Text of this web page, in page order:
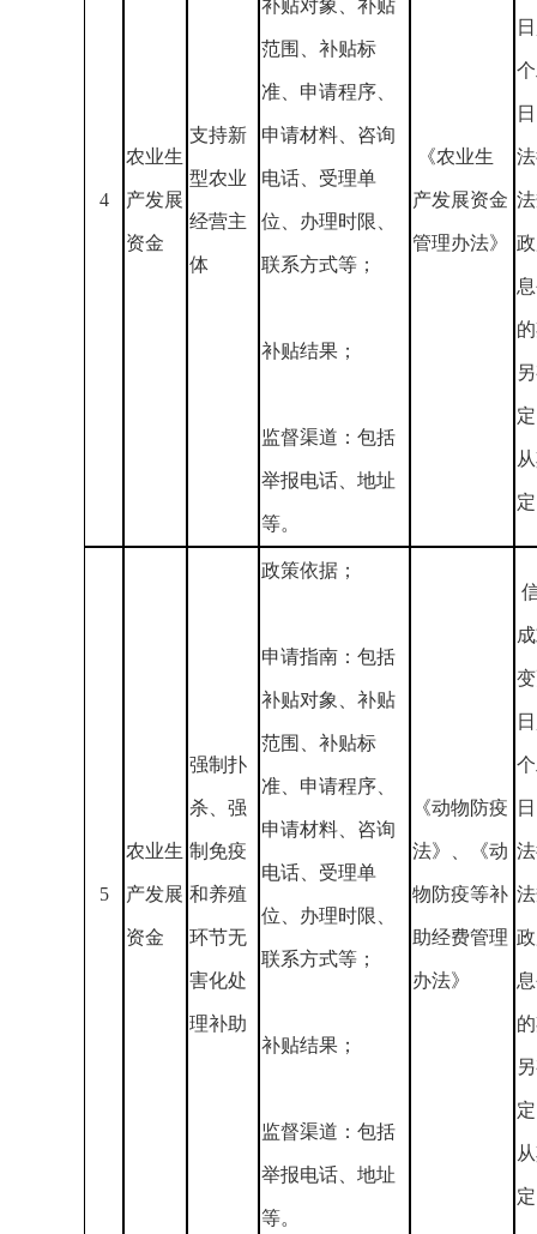
4
农业生
产发展
资金
支持新
型农业
经营主
体
补贴对象、补贴
范围、补贴标
准、申请程序、
申请材料、咨询
电话、受理单
位、办理时限、
联系方式等；
补贴结果；
监督渠道：包括
举报电话、地址
等。
《农业生
产发展资金
管理办法》
5
农业生
产发展
资金
强制扑
杀、强
制免疫
和养殖
环节无
害化处
理补助
政策依据；
申请指南：包括
补贴对象、补贴
范围、补贴标
准、申请程序、
申请材料、咨询
电话、受理单
位、办理时限、
联系方式等；
补贴结果；
监督渠道：包括
举报电话、地址
等。
《动物防疫
法》、《动
物防疫等补
助经费管理
办法》